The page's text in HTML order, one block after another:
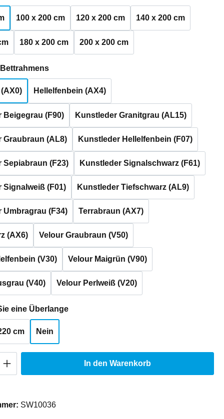
100 x 200 cm 120 x 200 cm 140 x 200 cm
180 x 200 cm 200 x 200 cm
auswählen
Hellelfenbein (AX4)
Beigegrau (F90) Kunstleder Granitgrau (AL15)
Graubraun (AL8) Kunstleder Hellelfenbein (F07)
Sepiabraun (F23) Kunstleder Signalschwarz (F61)
Signalweiß (F01) Kunstleder Tiefschwarz (AL9)
Umbragrau (F34) Terrabraun (AX7)
(AX6) Velour Graubraun (V50)
(V30) Velour Maigrün (V90)
(V40) Velour Perlweiß (V20)
eine Überlangeauswählen
cm Nein
Gib den gewünschten Wert ein
In den Warenkorb
SW10036